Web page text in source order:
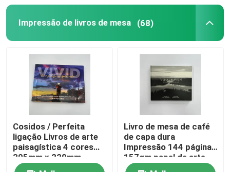
Caixas de embalagem de presentes
Impressão de livros de mesa (68)
Cosidos / Perfeita
ligação Livros de arte
paisagística 4 cores
305mm x 229mm
Livro de mesa de café
de capa dura
Impressão 144 páginas
157gm papel de arte